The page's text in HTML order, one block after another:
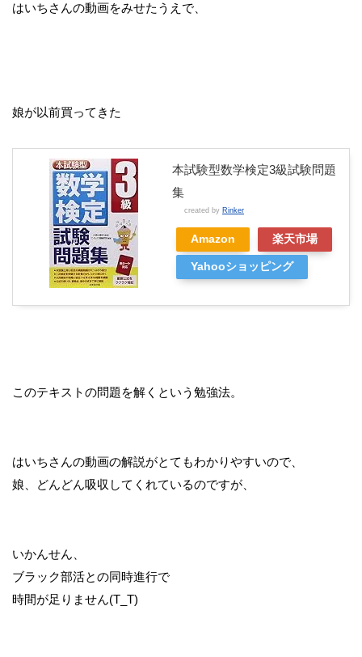
はいちさんの動画をみせたうえで、
娘が以前買ってきた
本試験型数学検定3級試験問題
集
created by Rinker
Amazon 楽天市場
Yahooショッピング
このテキストの問題を解くという勉強法。
はいちさんの動画の解説がとてもわかりやすいので、
娘、どんどん吸収してくれているのですが、
いかんせん、
ブラック部活との同時進行で
時間が足りません(T_T)